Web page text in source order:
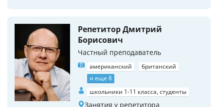
Репетитор Дмитрий
Борисович
Частный преподаватель
американский
британский
и еще 8
школьники 1-11 класса, студенты
Занятия у репетитора